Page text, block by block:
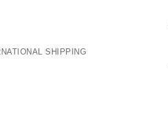
SHIPPING